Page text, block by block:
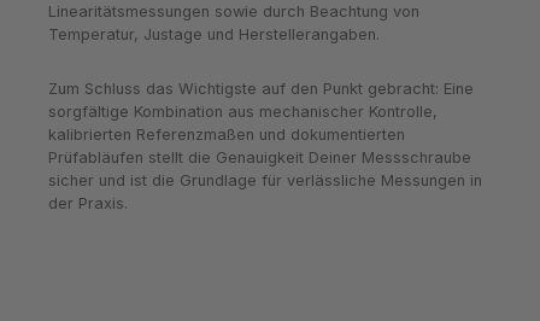
Linearitätsmessungen sowie durch Beachtung von
Temperatur, Justage und Herstellerangaben.
Zum Schluss das Wichtigste auf den Punkt gebracht: Eine
sorgfältige Kombination aus mechanischer Kontrolle,
kalibrierten Referenzmaßen und dokumentierten
Prüfabläufen stellt die Genauigkeit Deiner Messschraube
sicher und ist die Grundlage für verlässliche Messungen in
der Praxis.